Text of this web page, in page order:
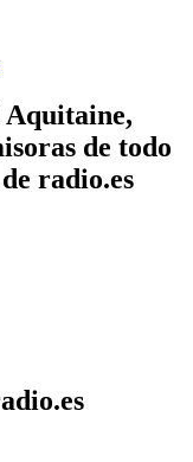
Aquitaine,
de todo
radio.es